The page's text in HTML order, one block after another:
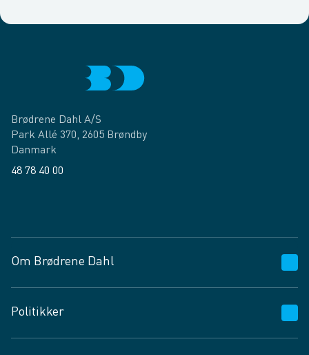
Brødrene Dahl A/S
Park Allé 370, 2605 Brøndby
Danmark
48 78 40 00
Om Brødrene Dahl
Vagttelefon 30 10 89 89
Spørgsmål og svar
Politikker